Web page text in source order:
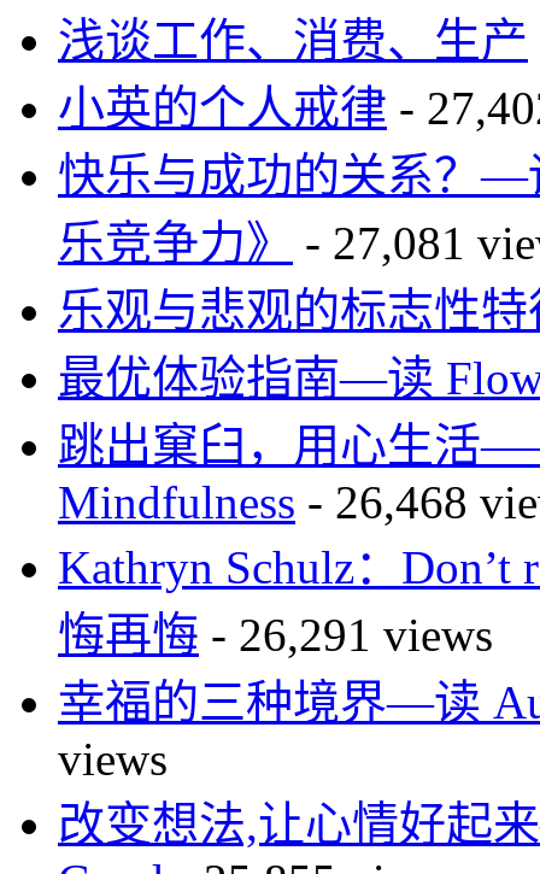
浅谈工作、消费、生产
小英的个人戒律 -
快乐与成功的关系？—
乐竞争力》
- 27,081
乐观与悲观的标志性
最优体验指南—读
跳出窠臼，用心生活
Mindfulness - 26,468
Kathryn Schulz：
悔再悔 - 26,291 views
幸福的三种境界—读
views
改变想法,让心情好起